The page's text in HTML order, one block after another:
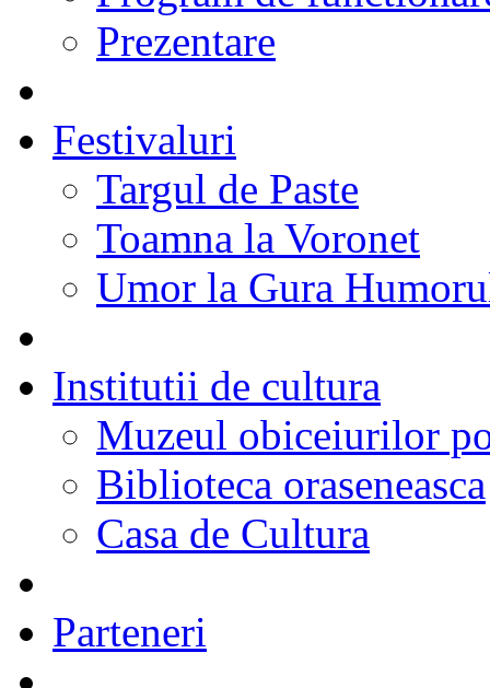
Prezentare
Festivaluri
Targul de Paste
Toamna la Voronet
Umor la Gura
Institutii de cultura
Muzeul obiceiurilor
Biblioteca oraseneasca
Casa de Cultura
Parteneri